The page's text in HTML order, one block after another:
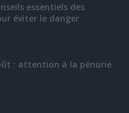
essentiels des
éviter le danger
: attention à la pénurie